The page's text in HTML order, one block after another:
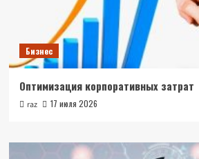
Бизнес
Оптимизация корпоративных затрат
raz 17 июля 2026